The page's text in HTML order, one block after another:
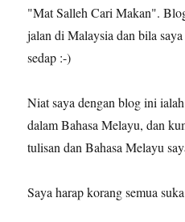
"Mat Salleh Cari Makan".
jalan di Malaysia dan bila
sedap :-)
Niat saya dengan blog ini
dalam Bahasa Melayu, dan
tulisan dan Bahasa Melayu
Saya harap korang semua